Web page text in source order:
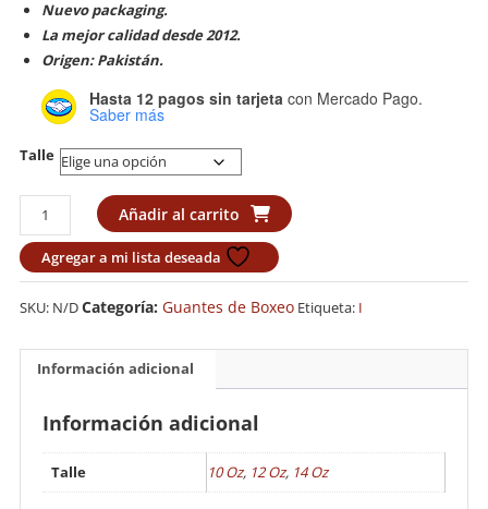
Nuevo packaging.
La mejor calidad desde 2012.
Origen: Pakistán.
Hasta 12 pagos sin tarjeta con Mercado Pago.
Saber más
Talle
Budokan
1982
Importado
cantidad
Añadir al carrito
Agregar a mi lista deseada
SKU: N/DCategoría: Guantes de Boxeo Etiqueta: I
Información adicional
Información adicional
Talle 10 Oz, 12 Oz, 14 Oz